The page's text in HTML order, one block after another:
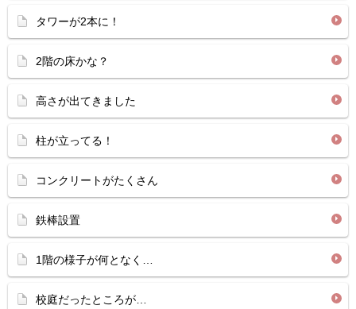
タワーが2本に！
2階の床かな？
高さが出てきました
柱が立ってる！
コンクリートがたくさん
鉄棒設置
1階の様子が何となく…
校庭だったところが…